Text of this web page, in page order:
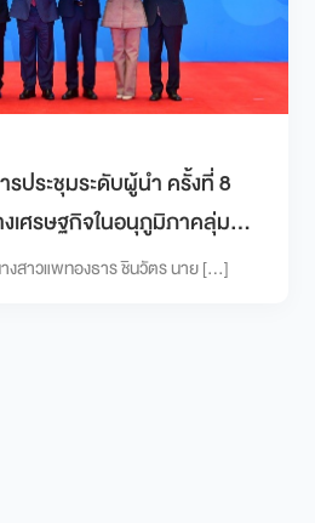
ประชุมระดับผู้นำ ครั้งที่ 8
เศรษฐกิจในอนุภูมิภาคลุ่ม
งสาวแพทองธาร ชินวัตร นาย […]